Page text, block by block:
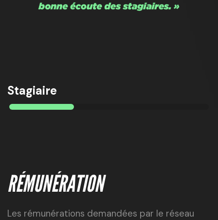
Stagiaire
RÉMUNÉRATION
Les rémunérations demandées par le réseau